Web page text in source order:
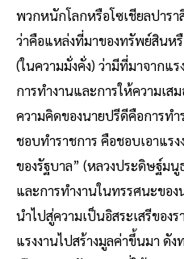
พวกหนักโลกหรือโซเชียลปารา
ว่าคือแหล่งที่มาของทรัพย์สินห
(ในความมั่งคั่ง) ว่ามีที่มาจากแ
การทำงานและการให้ความเส
ความคิดของนายปรีดีคือการท
ชอบทำราชการ คือชอบเอาแร
ของรัฐบาล” (หลวงประดิษฐ์มนู
และการทำงานในทรรศนะขอ
นำไปสู่ความเป็นอิสระเสรีของ
แรงงานไปสร้างมูลค่าขึ้นมา ดั